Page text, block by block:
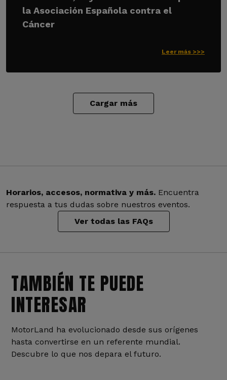
la Asociación Española contra el
Cáncer
Leer más >>>
Cargar más
Horarios, accesos, normativa y más. Encuentra
respuesta a tus dudas sobre nuestros eventos.
Ver todas las FAQs
TAMBIÉN TE PUEDE
INTERESAR
MotorLand ha evolucionado desde sus orígenes
hasta convertirse en un referente mundial.
Descubre lo que nos depara el futuro.